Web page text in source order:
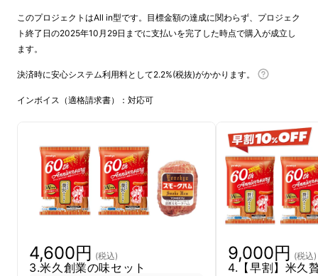
た。
1位に選ばれたアイデアは―――
このプロジェクトはAll in型です。目標金額の達成に関わらず、プロジェク
ト終了日の2025年10月29日までに支払いを完了した時点で購入が成立し
ます。
決済時に安心システム利用料として2.2%(税抜)がかかります。
インボイス（適格請求書）：対応可
4,600円 (税込)
3.米久創業の味セット
9,000円 (税込)
4.【早割】米久